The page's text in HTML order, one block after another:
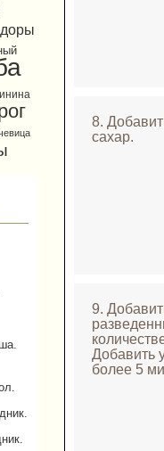
8.
сахар.
9.
Добавить
более 5